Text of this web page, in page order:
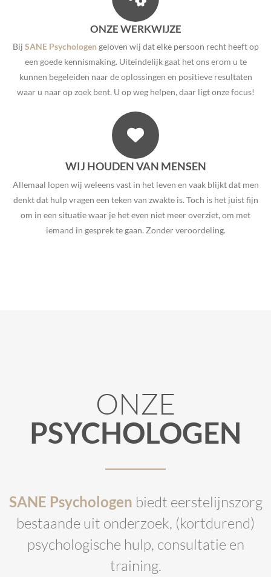
ONZE WERKWIJZE
Bij SANE Psychologen geloven wij dat elke persoon recht heeft op
een goede kennismaking. Uiteindelijk gaat het ons erom u te
kunnen begeleiden naar de oplossingen en positieve resultaten
waar u naar op zoek bent. U op weg helpen, daar ligt onze focus!
WIJ HOUDEN VAN MENSEN
Allemaal lopen wij weleens vast in het leven en vaak blijkt dat men
denkt dat hulp vragen een teken van zwakte is. Toch is het juist fijn
om in een situatie waar je het even niet meer overziet, om met
iemand in gesprek te gaan. Zonder veroordeling.
ONZE
PSYCHOLOGEN
SANE Psychologen biedt eerstelijnszorg
bestaande uit onderzoek, (kortdurend)
psychologische hulp, consultatie en
training.